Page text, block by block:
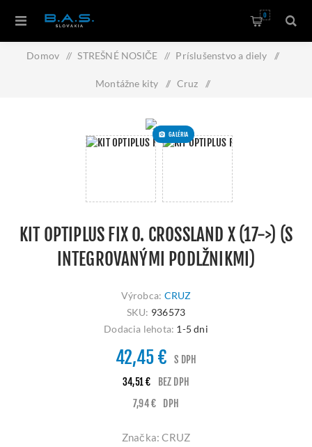
0
Domov / STREŠNÉ NOSIČE / Príslušenstvo a diely /
Montážne kity / Cruz /
podlžnikmi)
GALÉRIA
KIT OPTIPLUS FIX O. CROSSLAND X (17->) (S
INTEGROVANÝMI PODLŽNIKMI)
Výrobca: CRUZ
SKU: 936573
Dodacia lehota: 1-5 dni
42,45 €
S DPH
34,51 €
BEZ DPH
7,94 €
DPH
Značka: CRUZ